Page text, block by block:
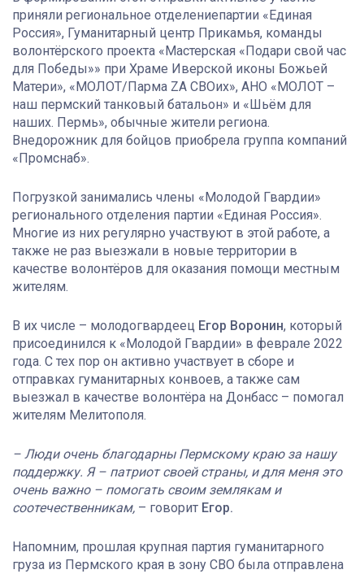
приняли региональное отделениепартии «Единая
Россия», Гуманитарный центр Прикамья, команды
волонтёрского проекта «Мастерская «Подари свой час
для Победы»» при Храме Иверской иконы Божьей
Матери», «МОЛОТ/Парма ZA СВОих», АНО «МОЛОТ –
наш пермский танковый батальон» и «Шьём для
наших. Пермь», обычные жители региона.
Внедорожник для бойцов приобрела группа компаний
«Промснаб».
Погрузкой занимались члены «Молодой Гвардии»
регионального отделения партии «Единая Россия».
Многие из них регулярно участвуют в этой работе, а
также не раз выезжали в новые территории в
качестве волонтёров для оказания помощи местным
жителям.
В их числе – молодогвардеец Егор Воронин, который
присоединился к «Молодой Гвардии» в феврале 2022
года. С тех пор он активно участвует в сборе и
отправках гуманитарных конвоев, а также сам
выезжал в качестве волонтёра на Донбасс – помогал
жителям Мелитополя.
– Люди очень благодарны Пермскому краю за нашу
поддержку. Я – патриот своей страны, и для меня это
очень важно – помогать своим землякам и
соотечественникам, – говорит Егор.
Напомним, прошлая крупная партия гуманитарного
груза из Пермского края в зону СВО была отправлена